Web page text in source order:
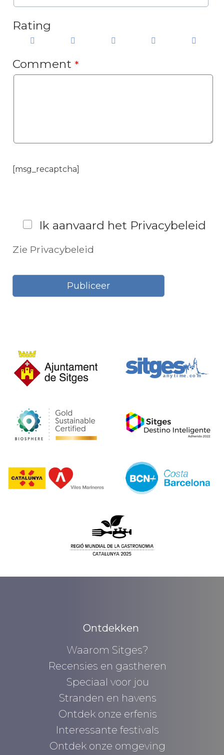
Rating
Comment *
[msg_recaptcha]
Ik aanvaard het Privacybeleid
Zie Privacybeleid
Ontdekken
Waarom Sitges?
Recensies en gastheren
Speciaal voor jou
Stranden en havens
Ontdek onze erfenis
Interessante festivals
Ontdek onze omgeving